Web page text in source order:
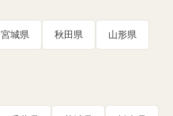
宮城県 秋田県 山形県